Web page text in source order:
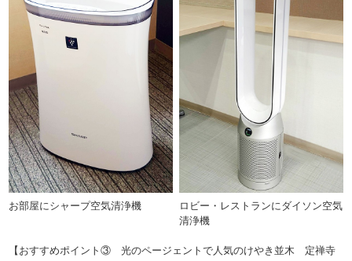
お部屋にシャープ空気清浄機
ロビー・レストランにダイソン空気
清浄機
【おすすめポイント③ 光のページェントで人気のけやき並木 定禅寺